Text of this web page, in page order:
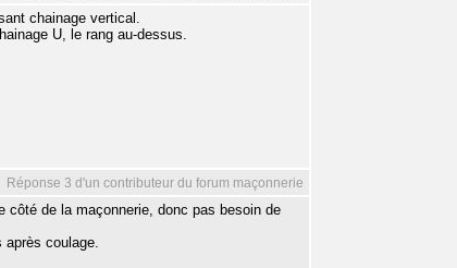
chainage vertical.
U, le rang au-dessus.
Réponse 3 d'un contributeur du forum maçonnerie
côté de la maçonnerie, donc pas besoin de
après coulage.